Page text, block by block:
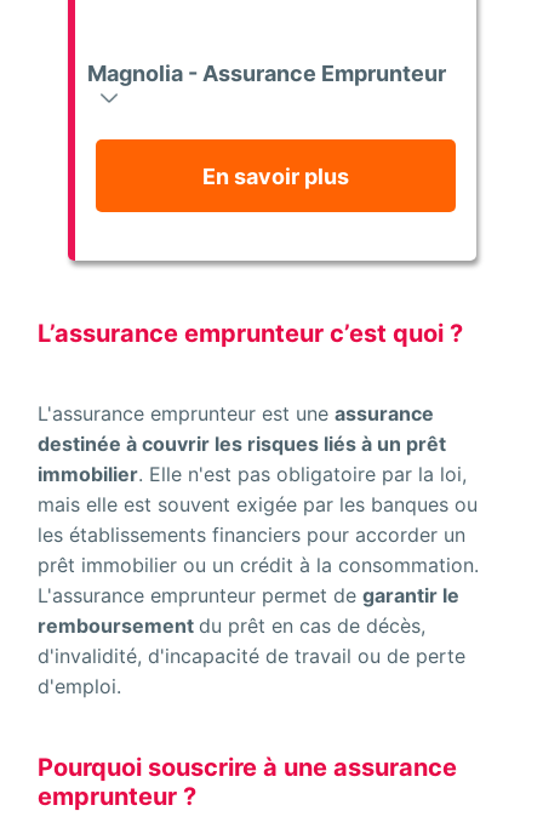
Magnolia - Assurance Emprunteur
En savoir plus
L’assurance emprunteur c’est quoi ?
L'assurance emprunteur est uneassurance
destinée à couvrir les risques liés à un prêt
immobilier. Elle n'est pas obligatoire par la loi,
mais elle est souvent exigée par les banques ou
les établissements financiers pour accorder un
prêt immobilier ou un crédit à la consommation.
L'assurance emprunteur permet degarantir le
remboursementdu prêt en cas de décès,
d'invalidité, d'incapacité de travail ou de perte
d'emploi.
Pourquoi souscrire à une assurance
emprunteur ?